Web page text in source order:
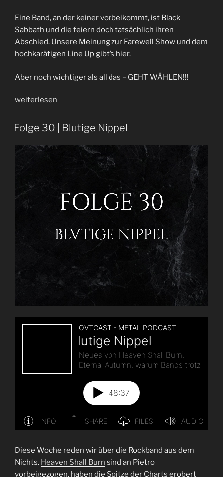
Eine Band, an der keiner vorbeikommt, ist Black
Sabbath und die feiern doch tatsächlich ihren
Abschied. Unsere Meinung zur Farewell Show und dem
hochkarätigen Line Up gibt’s hier.
Aber noch wichtiger als all das – GEHT WÄHLEN!!!
„Früher
alles
schlechter
|
104“
weiterlesen
Folge 30 | Blutige Nippel
Diese Woche reden wir über die Rockband aus dem
Nichts. Heaven Shall Burn sind an Pietro
vorbeigezogen, haben die Spitze der Charts erobert